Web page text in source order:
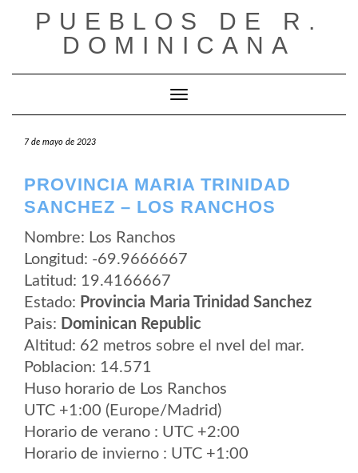
PUEBLOS DE R.
DOMINICANA
Cambiar modo de navegación
7 de mayo de 2023
PROVINCIA MARIA TRINIDAD
SANCHEZ – LOS RANCHOS
Nombre: Los Ranchos
Longitud: -69.9666667
Latitud: 19.4166667
Estado: Provincia Maria Trinidad Sanchez
Pais: Dominican Republic
Altitud: 62 metros sobre el nvel del mar.
Poblacion: 14.571
Huso horario de Los Ranchos
UTC +1:00 (Europe/Madrid)
Horario de verano : UTC +2:00
Horario de invierno : UTC +1:00